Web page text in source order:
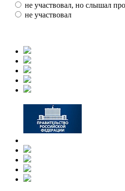
не участвовал, но слышал
не участвовал